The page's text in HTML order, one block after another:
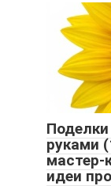
руками
мастер-
идеи